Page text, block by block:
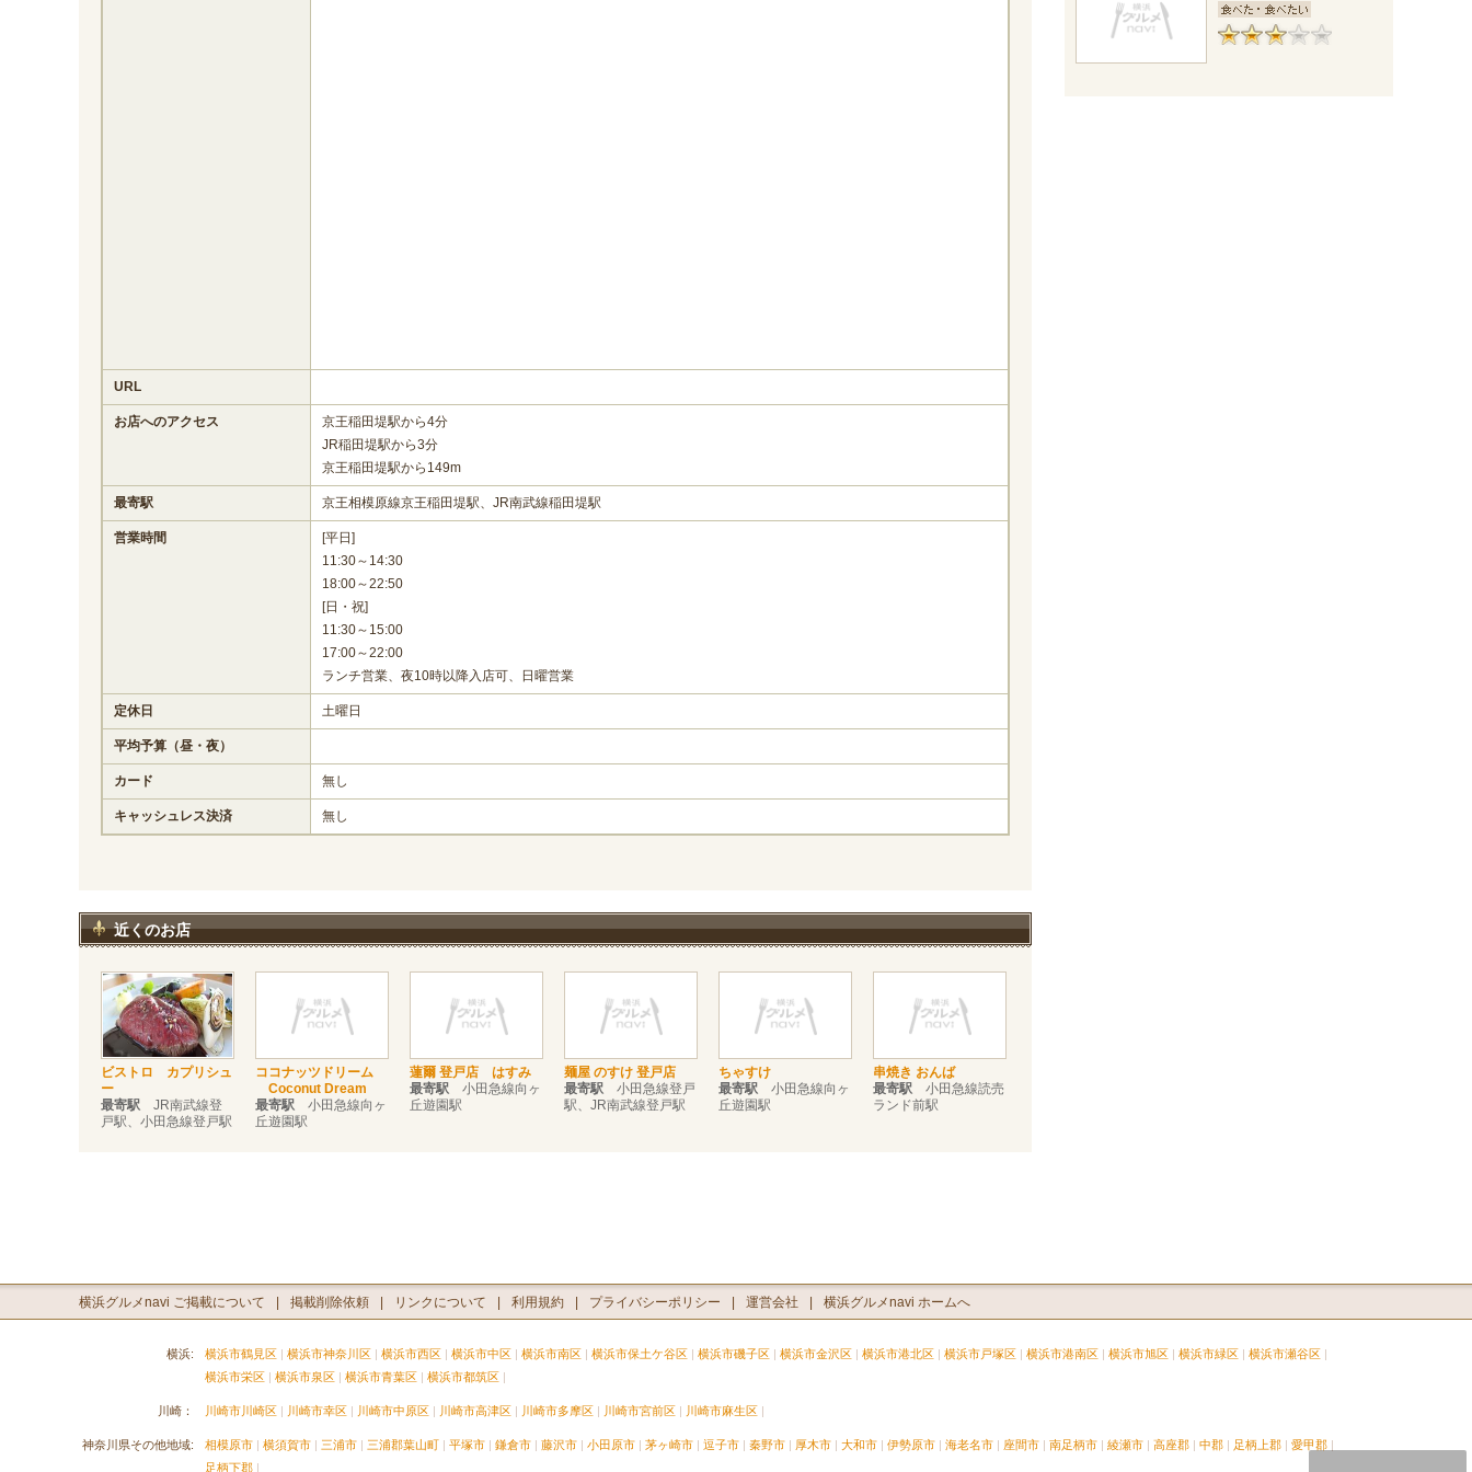
URL
お店へのアクセス
京王稲田堤駅から4分
JR稲田堤駅から3分
京王稲田堤駅から149m
最寄駅 京王相模原線京王稲田堤駅、JR南武線稲田堤駅
営業時間
[平日]
11:30～14:30
18:00～22:50
[日・祝]
11:30～15:00
17:00～22:00
ランチ営業、夜10時以降入店可、日曜営業
定休日 土曜日
平均予算（昼・夜）
カード 無し
キャッシュレス決済 無し
近くのお店
ビストロ カプリシュ
ー
最寄駅 JR南武線登
戸駅、小田急線登戸駅
ココナッツドリーム
Coconut Dream
最寄駅 小田急線向ヶ
丘遊園駅
蓮爾 登戸店 はすみ
最寄駅 小田急線向ヶ
丘遊園駅
麺屋 のすけ 登戸店
最寄駅 小田急線登戸
駅、JR南武線登戸駅
ちゃすけ
最寄駅 小田急線向ヶ
丘遊園駅
串焼き おんば
最寄駅 小田急線読売
ランド前駅
横浜グルメnavi ご掲載について 掲載削除依頼 リンクについて 利用規約 プライバシーポリシー 運営会社 横浜グルメnavi ホームへ
横浜: 横浜市鶴見区 横浜市神奈川区 横浜市西区 横浜市中区 横浜市南区 横浜市保土ケ谷区 横浜市磯子区 横浜市金沢区 横浜市港北区 横浜市戸塚区 横浜市港南区 横浜市旭区 横浜市緑区
横浜市瀬谷区
横浜市栄区
横浜市泉区 横浜市青葉区 横浜市都筑区
川崎： 川崎市川崎区 川崎市幸区 川崎市中原区 川崎市高津区 川崎市多摩区 川崎市宮前区 川崎市麻生区
神奈川県その他地域: 相模原市 横須賀市 三浦市 三浦郡葉山町 平塚市 鎌倉市 藤沢市 小田原市 茅ヶ崎市 逗子市 秦野市 厚木市 大和市 伊勢原市 海老名市 座間市 南足柄市 綾瀬市 高座郡 中郡 足柄上郡
愛甲郡
足柄下郡